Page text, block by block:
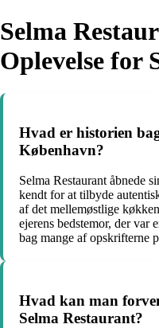
Selma
Oplevelse for
Hvad er historien
København?
Selma Restaurant åbnede
kendt for at tilbyde
af det mellemøstlige
ejerens bedstemor, der
bag mange af opskrifterne
Hvad kan man
Selma Restaurant?